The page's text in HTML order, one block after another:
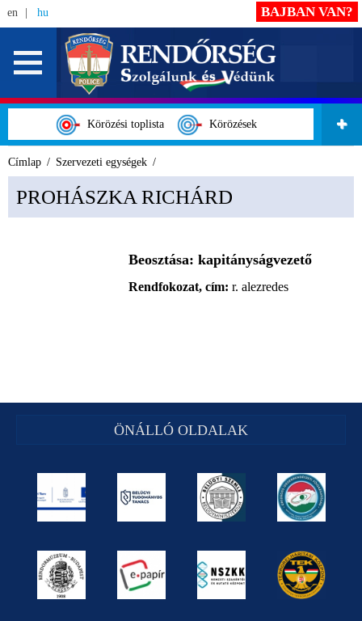
en hu
Körözési toplista Körözések
BAJBAN VAN?
Címlap Szervezeti egységek
PROHÁSZKA RICHÁRD
Beosztása: kapitányságvezető
Rendfokozat, cím: r. alezredes
ÖNÁLLÓ OLDALAK